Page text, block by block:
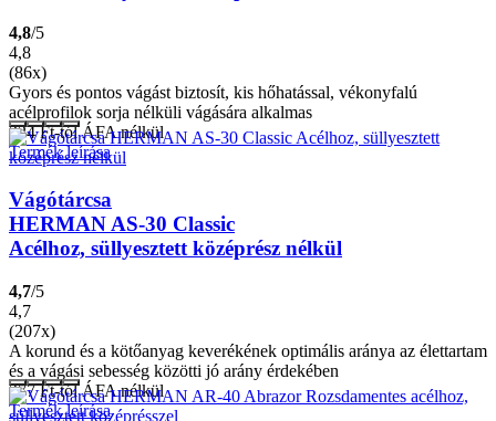
4,8/5
4,8
(86x)
Gyors és pontos vágást biztosít, kis hőhatással, vékonyfalú
acélprofilok sorja nélküli vágására alkalmas
324Ft-tól ÁFA nélkül
Termék leírása
Vágótárcsa
HERMAN AS-30 Classic
Acélhoz, süllyesztett középrész nélkül
4,7/5
4,7
(207x)
A korund és a kötőanyag keverékének optimális aránya az élettartam
és a vágási sebesség közötti jó arány érdekében
277Ft-tól ÁFA nélkül
Termék leírása